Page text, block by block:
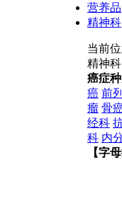
营养品
精神科
当前位
精神科
癌症种
癌 前
瘤 骨
经科
科 内
【字